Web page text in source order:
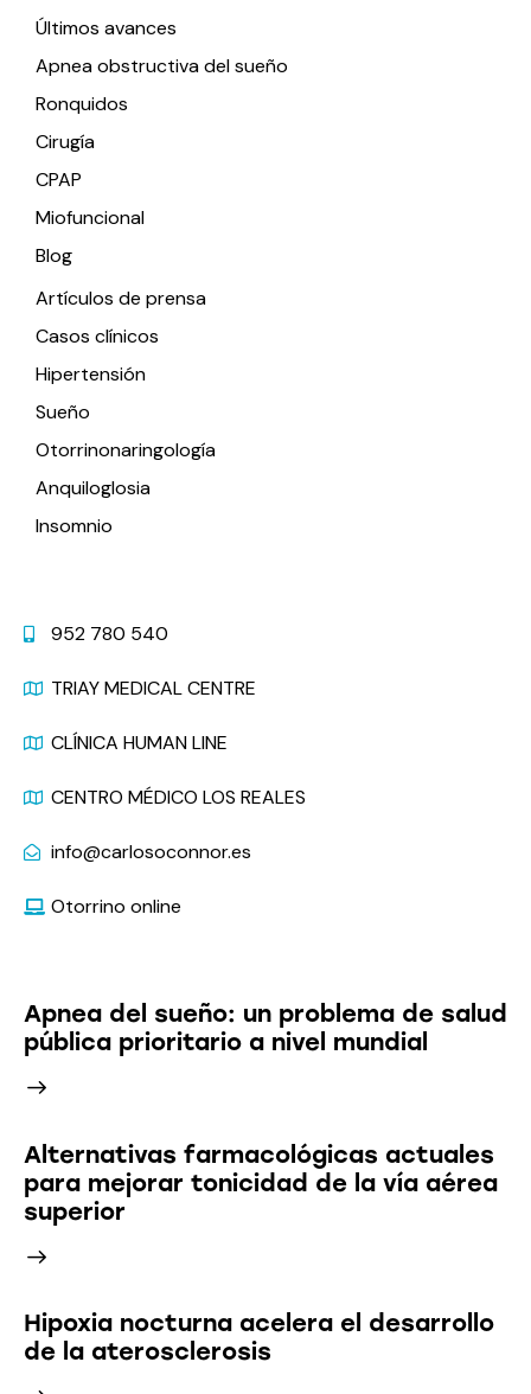
Últimos avances
Apnea obstructiva del sueño
Ronquidos
Cirugía
CPAP
Miofuncional
Blog
Artículos de prensa
Casos clínicos
Hipertensión
Sueño
Otorrinonaringología
Anquiloglosia
Insomnio
952 780 540
TRIAY MEDICAL CENTRE
CLÍNICA HUMAN LINE
CENTRO MÉDICO LOS REALES
info@carlosoconnor.es
Otorrino online
Apnea del sueño: un problema de salud
pública prioritario a nivel mundial
Alternativas farmacológicas actuales
para mejorar tonicidad de la vía aérea
superior
Hipoxia nocturna acelera el desarrollo
de la aterosclerosis